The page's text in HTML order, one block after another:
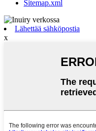
Sitemap.xml
Lähettää sähköpostia
x